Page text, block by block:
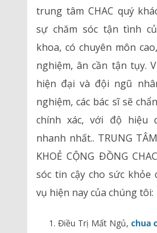
trung tâm CHAC quý
sự chăm sóc tận tình
khoa, có chuyên môn
nghiệm, ân cần tận tụy.
hiện đại và đội ngũ
nghiệm, các bác sĩ sẽ
chính xác, với độ hiệu
nhanh nhất.. TRUNG
KHOẺ CỘNG ĐỒNG
sóc tin cậy cho sức khỏe
vụ hiện nay của chúng tôi:
Điều Trị Mất Ngủ, chua